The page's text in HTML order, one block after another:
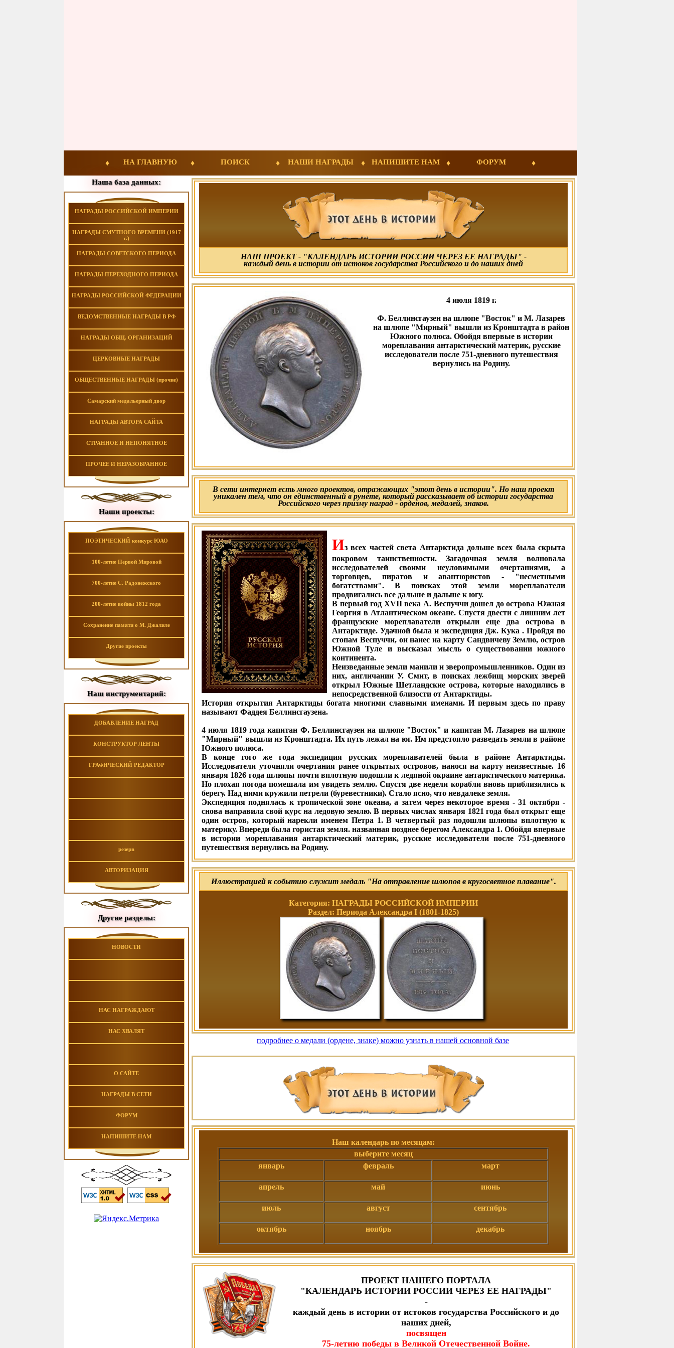
НА ГЛАВНУЮ ПОИСК НАШИ НАГРАДЫ НАПИШИТЕ НАМ ФОРУМ
Наша база данных:
НАГРАДЫ РОССИЙСКОЙ ИМПЕРИИ
НАГРАДЫ СМУТНОГО ВРЕМЕНИ (1917
г.)
НАГРАДЫ СОВЕТСКОГО ПЕРИОДА
НАГРАДЫ ПЕРЕХОДНОГО ПЕРИОДА
НАГРАДЫ РОССИЙСКОЙ ФЕДЕРАЦИИ
ВЕДОМСТВЕННЫЕ НАГРАДЫ В РФ
НАГРАДЫ ОБЩ. ОРГАНИЗАЦИЙ
ЦЕРКОВНЫЕ НАГРАДЫ
ОБЩЕСТВЕННЫЕ НАГРАДЫ (прочие)
Самарский медальерный двор
НАГРАДЫ АВТОРА САЙТА
СТРАННОЕ И НЕПОНЯТНОЕ
ПРОЧЕЕ И НЕРАЗОБРАННОЕ
Наши проекты:
ПОЭТИЧЕСКИЙ конкурс ЮАО
100-летие Первой Мировой
700-летие С. Радонежского
200-летие войны 1812 года
Сохранение памяти о М. Джалиле
Другие проекты
Наш инструментарий:
ДОБАВЛЕНИЕ НАГРАД
КОНСТРУКТОР ЛЕНТЫ
ГРАФИЧЕСКИЙ РЕДАКТОР
резерв
АВТОРИЗАЦИЯ
Другие разделы:
НОВОСТИ
НАС НАГРАЖДАЮТ
НАС ХВАЛЯТ
О САЙТЕ
НАГРАДЫ В СЕТИ
ФОРУМ
НАПИШИТЕ НАМ
НАШ ПРОЕКТ - "КАЛЕНДАРЬ ИСТОРИИ РОССИИ ЧЕРЕЗ ЕЕ НАГРАДЫ" -
каждый день в истории от истоков государства Российского и до наших дней
4 июля 1819 г.
Ф. Беллинсгаузен на шлюпе "Восток" и М. Лазарев
на шлюпе "Мирный" вышли из Кронштадта в район
Южного полюса. Обойдя впервые в истории
мореплавания антарктический материк, русские
исследователи после 751-дневного путешествия
вернулись на Родину.
В сети интернет есть много проектов, отражающих "этот день в истории". Но наш проект
уникален тем, что он единственный в рунете, который рассказывает об истории государства
Российского через призму наград - орденов, медалей, знаков.
Из всех частей света Антарктида дольше всех была скрыта
покровом таинственности. Загадочная земля волновала
исследователей своими неуловимыми очертаниями, а
торговцев, пиратов и авантюристов - "несметными
богатствами". В поисках этой земли мореплаватели
продвигались все дальше и дальше к югу.
В первый год XVII века А. Веспуччи дошел до острова Южная
Георгия в Атлантическом океане. Спустя двести с лишним лет
французские мореплаватели открыли еще два острова в
Антарктиде. Удачной была и экспедиция Дж. Кука . Пройдя по
стопам Веспуччи, он нанес на карту Сандвичеву Землю, остров
Южной Туле и высказал мысль о существовании южного
континента.
Неизведанные земли манили и зверопромышленников. Один из
них, англичанин У. Смит, в поисках лежбищ морских зверей
открыл Южные Шетландские острова, которые находились в
непосредственной близости от Антарктиды.
История открытия Антарктиды богата многими славными именами. И первым здесь по праву
называют Фаддея Беллинсгаузена.
4 июля 1819 года капитан Ф. Беллинсгаузен на шлюпе "Восток" и капитан М. Лазарев на шлюпе
"Мирный" вышли из Кронштадта. Их путь лежал на юг. Им предстояло разведать земли в районе
Южного полюса.
В конце того же года экспедиция русских мореплавателей была в районе Антарктиды.
Исследователи уточняли очертания ранее открытых островов, нанося на карту неизвестные. 16
января 1826 года шлюпы почти вплотную подошли к ледяной окраине антарктического материка.
Но плохая погода помешала им увидеть землю. Спустя две недели корабли вновь приблизились к
берегу. Над ними кружили петрели (буревестники). Стало ясно, что невдалеке земля.
Экспедиция поднялась к тропической зоне океана, а затем через некоторое время - 31 октября -
снова направила свой курс на ледовую землю. В первых числах января 1821 года был открыт еще
один остров, который нарекли именем Петра 1. В четвертый раз подошли шлюпы вплотную к
материку. Впереди была гористая земля. названная позднее берегом Александра 1. Обойдя впервые
в истории мореплавания антарктический материк, русские исследователи после 751-дневного
путешествия вернулись на Родину.
Иллюстрацией к событию служит медаль "На отправление шлюпов в кругосветное плавание".
Категория: НАГРАДЫ РОССИЙСКОЙ ИМПЕРИИ
Раздел: Периода Александра I (1801-1825)
подробнее о медали (ордене, знаке) можно узнать в нашей основной базе
Наш календарь по месяцам:
выберите месяц
январь
февраль март
апрель май июнь
июль август сентябрь
октябрь ноябрь декабрь
ПРОЕКТ НАШЕГО ПОРТАЛА
"КАЛЕНДАРЬ ИСТОРИИ РОССИИ ЧЕРЕЗ ЕЕ НАГРАДЫ"
-
каждый день в истории от истоков государства Российского и до
наших дней,
посвящен
75-летию победы в Великой Отечественной Войне.